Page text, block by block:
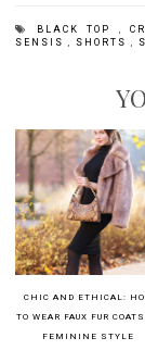
BLACK TOP ,
SENSIS, SHORTS,
CHIC AND ETHICAL:
TO WEAR FAUX FUR
FEMININE STYLE